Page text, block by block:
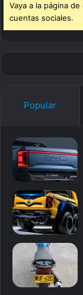
Vaya a la página
cuentas sociales.
Popular